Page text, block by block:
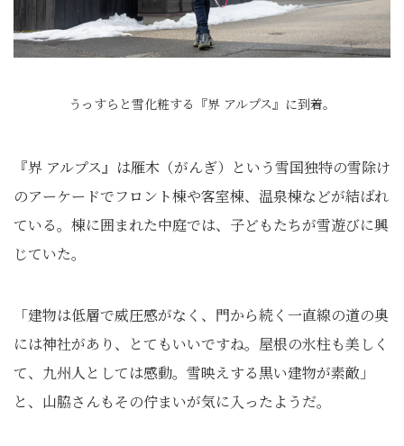
うっすらと雪化粧する『界 アルプス』に到着。
『界 アルプス』は雁木（がんぎ）という雪国独特の雪除け
のアーケードでフロント棟や客室棟、温泉棟などが結ばれ
ている。棟に囲まれた中庭では、子どもたちが雪遊びに興
じていた。
「建物は低層で威圧感がなく、門から続く一直線の道の奥
には神社があり、とてもいいですね。屋根の氷柱も美しく
て、九州人としては感動。雪映えする黒い建物が素敵」
と、山脇さんもその佇まいが気に入ったようだ。